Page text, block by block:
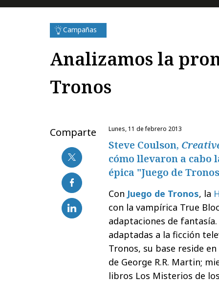
Campañas
Analizamos la
Tronos
Comparte lunes, 11 de febrero 2013
Steve Coulson,
cómo llevaron a cabo
épica "Juego de
Con Juego de Tronos, la
con la vampírica True
adaptaciones de
adaptadas a la ficción
Tronos, su base reside en
de George R.R. Martin;
libros Los Misterios de